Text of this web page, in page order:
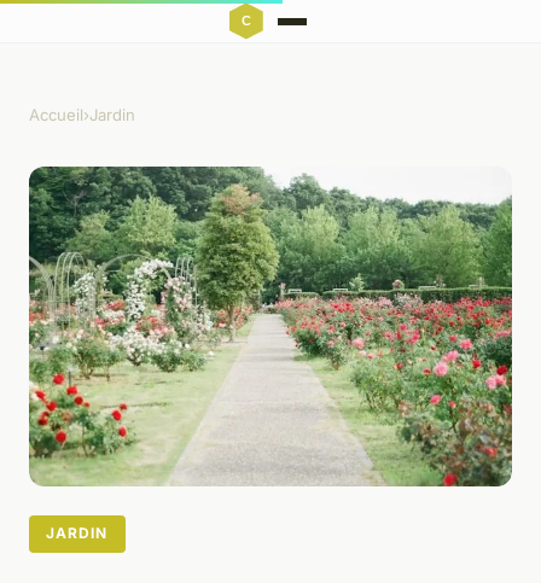
Accueil›Jardin
JARDIN